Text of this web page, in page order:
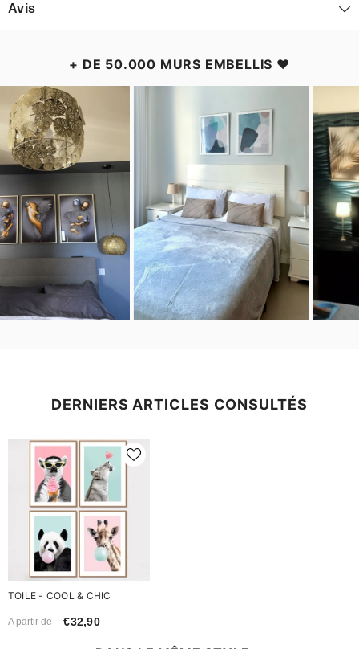
Avis
+ DE 50.000 MURS EMBELLIS ❤️
DERNIERS ARTICLES CONSULTÉS
TOILE - COOL & CHIC
A partir de €32,90